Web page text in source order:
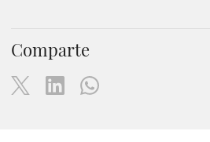
Comparte